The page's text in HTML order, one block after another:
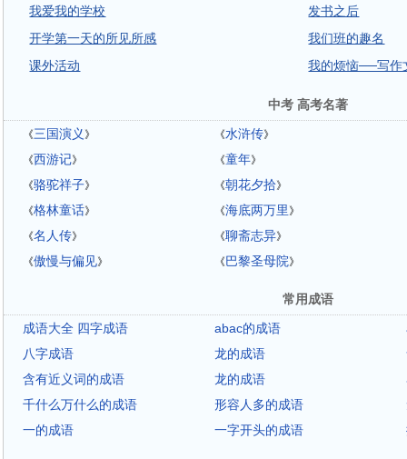
我爱我的学校
发书之后
开学第一天的所见所感
我们班的趣名
课外活动
我的烦恼──写作
中考 高考名著
《三国演义 》 《水浒传》
《西游记》 《童年》
《骆驼祥子》 《朝花夕拾》
《格林童话》 《海底两万里 》
《名人传》 《聊斋志异》
《傲慢与偏见》 《巴黎圣母院》
常用成语
成语大全 四字成语
abac的成语
八字成语
龙的成语
含有近义词的成语
龙的成语
千什么万什么的成语
形容人多的成语
一的成语
一字开头的成语